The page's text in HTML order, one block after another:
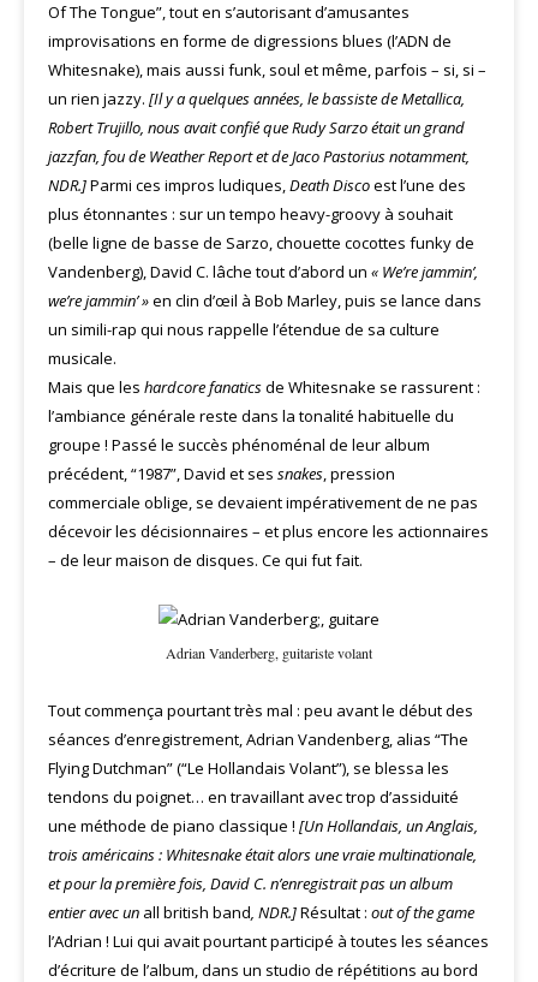
Of The Tongue”, tout en s’autorisant d’amusantes
improvisations en forme de digressions blues (l’ADN de
Whitesnake), mais aussi funk, soul et même, parfois – si, si –
un rien jazzy. [Il y a quelques années, le bassiste de Metallica,
Robert Trujillo, nous avait confié que Rudy Sarzo était un grand
jazzfan, fou de Weather Report et de Jaco Pastorius notamment,
NDR.]Parmi ces impros ludiques,Death Discoest l’une des
plus étonnantes : sur un tempo heavy-groovy à souhait
(belle ligne de basse de Sarzo, chouette cocottes funky de
Vandenberg), David C. lâche tout d’abord un « We’re jammin’,
we’re jammin’ »en clin d’œil à Bob Marley, puis se lance dans
un simili-rap qui nous rappelle l’étendue de sa culture
musicale.
Mais que les hardcore fanaticsde Whitesnake se rassurent :
l’ambiance générale reste dans la tonalité habituelle du
groupe ! Passé le succès phénoménal de leur album
précédent, “1987”, David et ses snakes, pression
commerciale oblige, se devaient impérativement de ne pas
décevoir les décisionnaires – et plus encore les actionnaires
– de leur maison de disques. Ce qui fut fait.
Adrian Vanderberg, guitariste volant
Tout commença pourtant très mal : peu avant le début des
séances d’enregistrement, Adrian Vandenberg, alias “The
Flying Dutchman” (“Le Hollandais Volant”), se blessa les
tendons du poignet… en travaillant avec trop d’assiduité
une méthode de piano classique ! [Un Hollandais, un Anglais,
trois américains : Whitesnake était alors une vraie multinationale,
et pour la première fois, David C. n’enregistrait pas un album
entier avec un all british band, NDR.]Résultat : out of the game
l’Adrian ! Lui qui avait pourtant participé à toutes les séances
d’écriture de l’album, dans un studio de répétitions au bord